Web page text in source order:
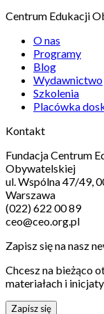
Centrum Edukacji
O nas
Programy
Blog
Wydawnictwo
Szkolenia
Placówka
Kontakt
Fundacja Centrum
Obywatelskiej
ul. Wspólna 47/49,
Warszawa
(022) 622 00 89
ceo@ceo.org.pl
Zapisz się na nasz
Chcesz na bieżąco
materiałach i
Zapisz się